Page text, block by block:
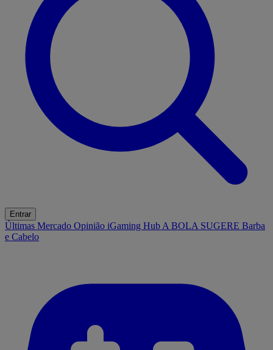
Entrar
Últimas Mercado Opinião iGaming Hub A BOLA SUGERE Barba
e Cabelo